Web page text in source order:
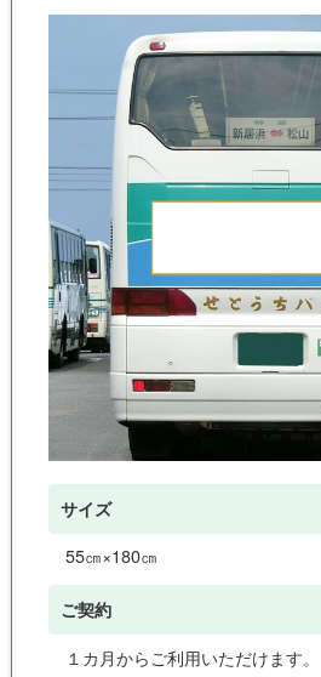
サイズ
55㎝×180㎝
ご契約
１カ月からご利用いただけます。